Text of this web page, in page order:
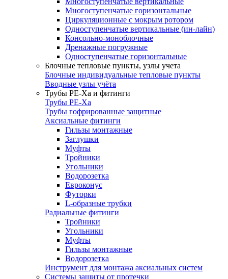
Многоступенчатые горизонтальные
Циркуляционные с мокрым ротором
Одноступенчатые вертикальные (ин-лайн)
Консольно-моноблочные
Дренажные погружные
Одноступенчатые горизонтальные
Блочные тепловые пункты, узлы учета
Блочные индивидуальные тепловые пункты
Вводные узлы учёта
Трубы РЕ-Ха и фитинги
Трубы РЕ-Ха
Трубы гофрированные защитные
Аксиальные фитинги
Гильзы монтажные
Заглушки
Муфты
Тройники
Угольники
Водорозетка
Евроконус
Футорки
L-образные трубки
Радиальные фитинги
Тройники
Угольники
Муфты
Гильзы монтажные
Водорозетка
Инструмент для монтажа аксиальных систем
Системы защиты от протечки